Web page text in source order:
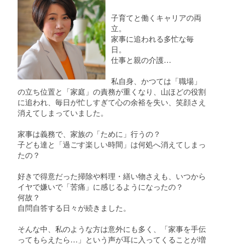
子育てと働くキャリアの両
立。
家事に追われる多忙な毎
日。
仕事と親の介護…
私自身、かつては「職場」
の立ち位置と「家庭」の責務が重くなり、山ほどの役割
に追われ、毎日が忙しすぎて心の余裕を失い、笑顔さえ
消えてしまっていました。
家事は義務で、家族の「ために」行うの？
子ども達と「過ごす楽しい時間」は何処へ消えてしまっ
たの？
好きで得意だった掃除や料理・繕い物さえも、いつから
イヤで嫌いで「苦痛」に感じるようになったの？
何故？
自問自答する日々が続きました。
そんな中、私のような方は意外にも多く、「家事を手伝
ってもらえたら…」という声が耳に入ってくることが増